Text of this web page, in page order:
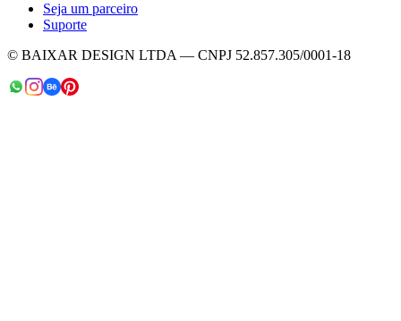
Seja um parceiro
Suporte
© BAIXAR DESIGN LTDA — CNPJ 52.857.305/0001-18